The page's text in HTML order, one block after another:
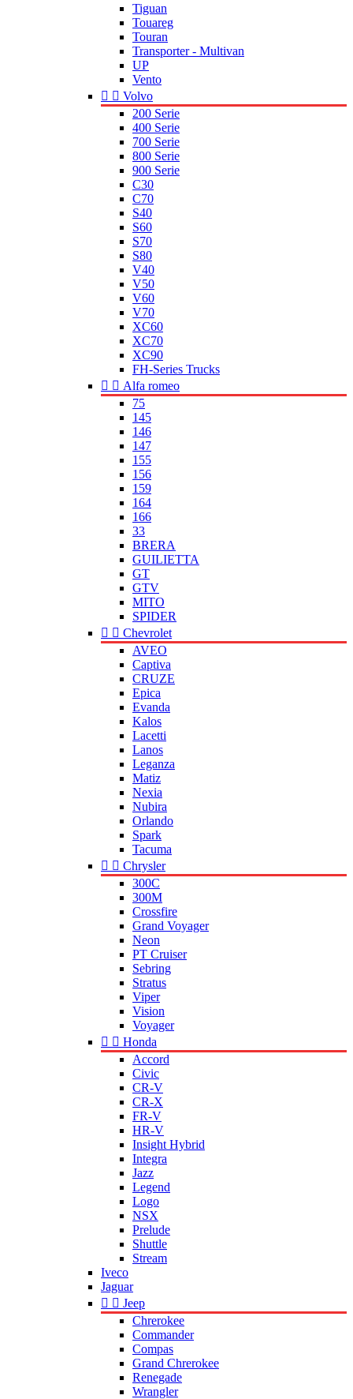
Tiguan
Touareg
Touran
Transporter - Multivan
UP
Vento
  Volvo
200 Serie
400 Serie
700 Serie
800 Serie
900 Serie
C30
C70
S40
S60
S70
S80
V40
V50
V60
V70
XC60
XC70
XC90
FH-Series Trucks
  Alfa romeo
75
145
146
147
155
156
159
164
166
33
BRERA
GUILIETTA
GT
GTV
MITO
SPIDER
  Chevrolet
AVEO
Captiva
CRUZE
Epica
Evanda
Kalos
Lacetti
Lanos
Leganza
Matiz
Nexia
Nubira
Orlando
Spark
Tacuma
  Chrysler
300C
300M
Crossfire
Grand Voyager
Neon
PT Cruiser
Sebring
Stratus
Viper
Vision
Voyager
  Honda
Accord
Civic
CR-V
CR-X
FR-V
HR-V
Insight Hybrid
Integra
Jazz
Legend
Logo
NSX
Prelude
Shuttle
Stream
Iveco
Jaguar
  Jeep
Chrerokee
Commander
Compas
Grand Chrerokee
Renegade
Wrangler